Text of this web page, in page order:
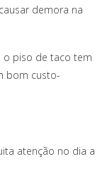
demora na
o piso de taco tem
bom custo-
atenção no dia a